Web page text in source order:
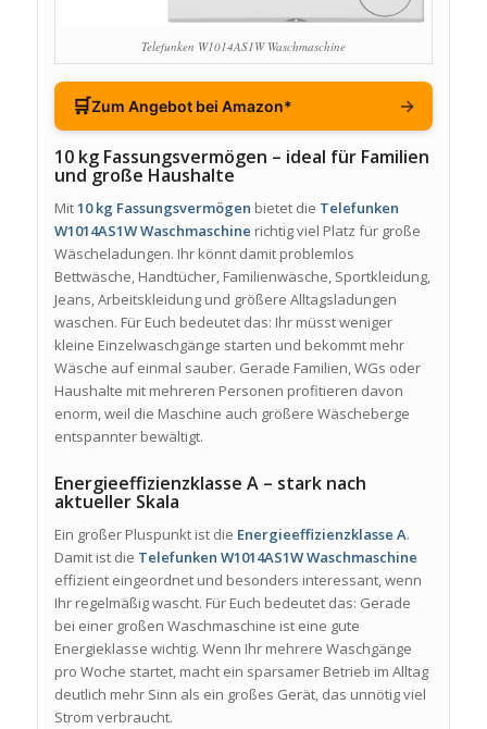
Telefunken W1014AS1W Waschmaschine
🛒Zum Angebot bei Amazon* →
10 kg Fassungsvermögen – ideal für Familien
und große Haushalte
Mit10 kg Fassungsvermögen bietet die Telefunken
W1014AS1W Waschmaschine richtig viel Platz für große
Wäscheladungen. Ihr könnt damit problemlos
Bettwäsche, Handtücher, Familienwäsche, Sportkleidung,
Jeans, Arbeitskleidung und größere Alltagsladungen
waschen. Für Euch bedeutet das: Ihr müsst weniger
kleine Einzelwaschgänge starten und bekommt mehr
Wäsche auf einmal sauber. Gerade Familien, WGs oder
Haushalte mit mehreren Personen profitieren davon
enorm, weil die Maschine auch größere Wäscheberge
entspannter bewältigt.
Energieeffizienzklasse A – stark nach
aktueller Skala
Ein großer Pluspunkt ist die Energieeffizienzklasse A.
Damit ist die Telefunken W1014AS1W Waschmaschine
effizient eingeordnet und besonders interessant, wenn
Ihr regelmäßig wascht. Für Euch bedeutet das: Gerade
bei einer großen Waschmaschine ist eine gute
Energieklasse wichtig. Wenn Ihr mehrere Waschgänge
pro Woche startet, macht ein sparsamer Betrieb im Alltag
deutlich mehr Sinn als ein großes Gerät, das unnötig viel
Strom verbraucht.